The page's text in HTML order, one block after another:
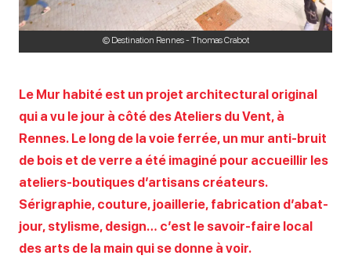
© Destination Rennes - Thomas Crabot
Le Mur habité est un projet architectural original
qui a vu le jour à côté des Ateliers du Vent, à
Rennes. Le long de la voie ferrée, un mur anti-bruit
de bois et de verre a été imaginé pour accueillir les
ateliers-boutiques d’artisans créateurs.
Sérigraphie, couture, joaillerie, fabrication d’abat-
jour, stylisme, design… c’est le savoir-faire local
des arts de la main qui se donne à voir.